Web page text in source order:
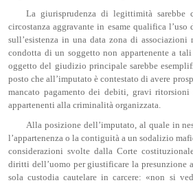
La giurisprudenza di legittimità sarebbe
circostanza aggravante in esame qualifica
sull’esistenza in una data zona di associazioni
condotta di un soggetto non appartenente a
oggetto del giudizio principale sarebbe
posto che all’imputato è contestato di avere
mancato pagamento dei debiti, gravi
appartenenti alla criminalità organizzata.
Alla posizione dell’imputato, al quale in
l’appartenenza o la contiguità a un sodalizio
considerazioni svolte dalla Corte
diritti dell’uomo per giustificare la presunzione
sola custodia cautelare in carcere: «non si